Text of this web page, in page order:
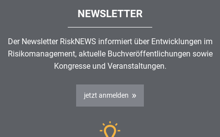
NEWSLETTER
Der Newsletter RiskNEWS informiert über Entwicklungen im
Risikomanagement, aktuelle Buchveröffentlichungen sowie
Kongresse und Veranstaltungen.
jetzt anmelden